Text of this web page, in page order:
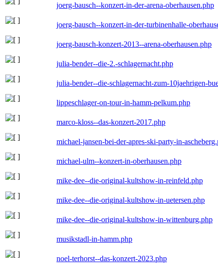
joerg-bausch--konzert-in-der-arena-oberhausen.php
joerg-bausch--konzert-in-der-turbinenhalle-
joerg-bausch-konzert-2013--arena-oberhausen.php
julia-bender--die-2.-schlagernacht.php
julia-bender--die-schlagernacht-zum-10jaehrigen-
lippeschlager-on-tour-in-hamm-pelkum.php
marco-kloss--das-konzert-2017.php
michael-jansen-bei-der-apres-ski-party-in-
michael-ulm--konzert-in-oberhausen.php
mike-dee--die-original-kultshow-in-reinfeld.php
mike-dee--die-original-kultshow-in-uetersen.php
mike-dee--die-original-kultshow-in-wittenburg.php
musikstadl-in-hamm.php
noel-terhorst--das-konzert-2023.php